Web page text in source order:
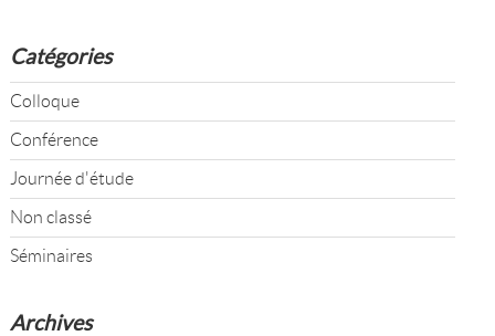
Catégories
Colloque
Conférence
Journée d'étude
Non classé
Séminaires
Archives